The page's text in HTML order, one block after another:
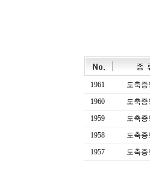
1961 도축증
1960
도축증
1959
도축증
1958
도축증
1957
도축증